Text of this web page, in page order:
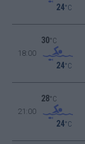
24°C
18:00
30°C
24°C
21:00
28°C
24°C